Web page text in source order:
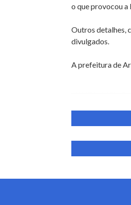
o que provocou a
Outros detalhes,
divulgados.
A prefeitura de